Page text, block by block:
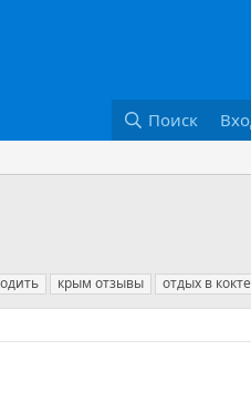
Поиск
крым отзывы отдых в